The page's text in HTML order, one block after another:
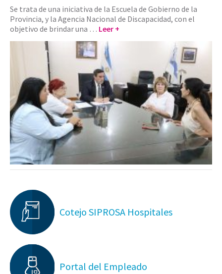
Se trata de una iniciativa de la Escuela de Gobierno de la
Provincia, y la Agencia Nacional de Discapacidad, con el
objetivo de brindar una … Leer +
Cotejo SIPROSA Hospitales
Portal del Empleado